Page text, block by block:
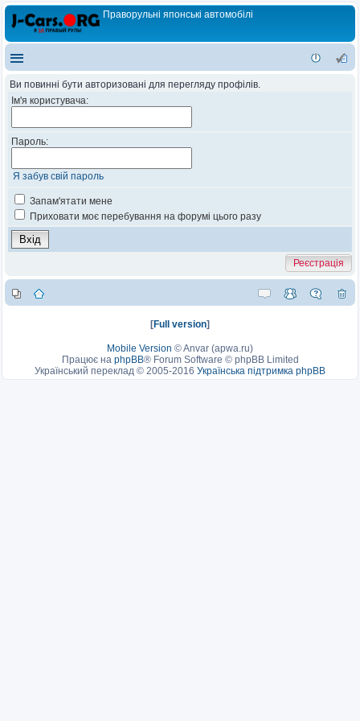
Праворульні японські автомобілі
Ви повинні бути авторизовані для перегляду профілів.
Ім'я користувача:
Пароль:
Я забув свій пароль
Запам'ятати мене
Приховати моє перебування на форумі цього разу
Реєстрація
[Full version]
Mobile Version ©Anvar (apwa.ru)
Працює на phpBB® Forum Software © phpBB Limited
Український переклад © 2005-2016 Українська підтримка phpBB